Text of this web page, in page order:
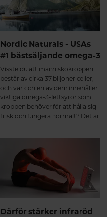
Nordic Naturals - USAs
#1 bästsäljande omega-3
Visste du att människokroppen
består av cirka 37 biljoner celler,
och var och en av dem innehåller
viktiga omega-3-fettsyror som
kroppen behöver för att hålla sig
frisk och fungera normalt? Det är
Därför stärker infraröd